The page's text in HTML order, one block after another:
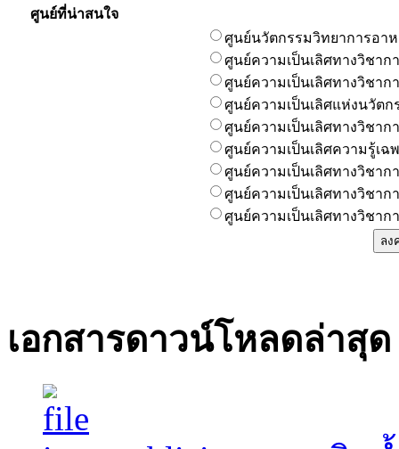
ศูนย์ที่น่าสนใจ
ศูนย์นวัตกรรมวิทยาการอา
ศูนย์ความเป็นเลิศทางวิชาก
ศูนย์ความเป็นเลิศทางวิชา
ศูนย์ความเป็นเลิศแห่งนวัตก
ศูนย์ความเป็นเลิศทางวิชาก
ศูนย์ความเป็นเลิศความรู้เ
ศูนย์ความเป็นเลิศทางวิชาก
ศูนย์ความเป็นเลิศทางวิชาก
ศูนย์ความเป็นเลิศทางวิชาก
เอกสารดาวน์โหลดล่าสุด